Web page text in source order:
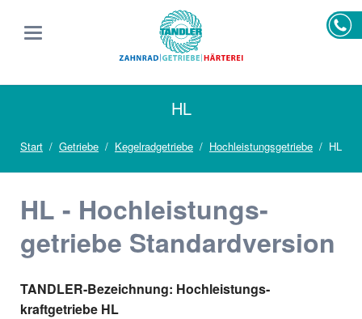
HL
Start Getriebe Kegelradgetriebe Hochleistungsgetriebe HL
HL - Hochleistungs­
getriebe Standardversion
TANDLER-Bezeichnung: Hochleistungs­
kraftgetriebe HL